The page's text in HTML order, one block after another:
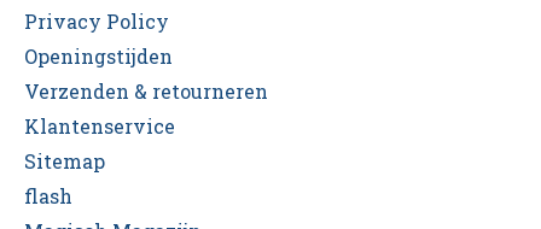
Privacy Policy
Openingstijden
Verzenden & retourneren
Klantenservice
Sitemap
flash